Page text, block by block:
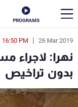
PROGRAMS
26 Mar 2019
16:50 PM
نهرا: لاجراء
بدون تراخيص
en
الأخبار
سياسة